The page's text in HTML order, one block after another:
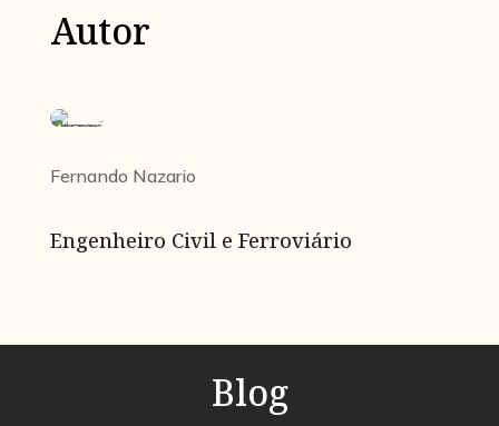
Autor
Fernando Nazario
Engenheiro Civil e Ferroviário
Blog